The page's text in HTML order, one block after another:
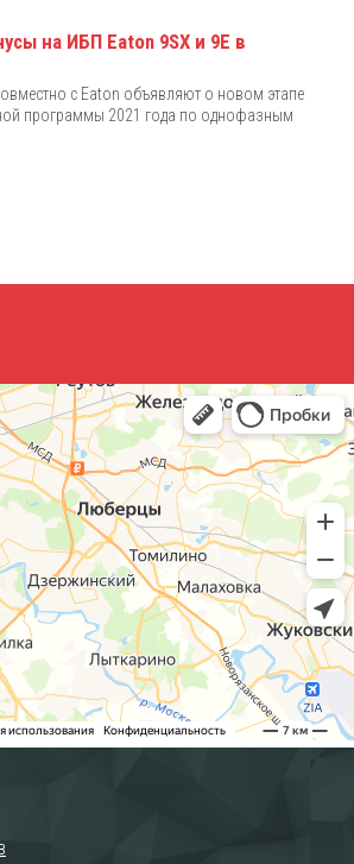
на ИБП Eaton 9SX и 9E в
с Eaton объявляют о новом этапе
программы 2021 года по однофазным